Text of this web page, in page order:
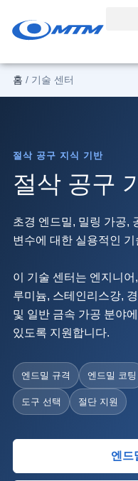
로
너
홈 / 기술 센터
절삭 공구 지식 기반
절삭 공구
초경 엔드밀, 밀링 가공,
변수에 대한 실용적인
이 기술 센터는 엔지니
루미늄, 스테인리스강,
및 일반 금속 가공 분야
있도록 지원합니다.
엔드밀 규격 엔드밀 코팅
도구 선택 절단 지원
엔드